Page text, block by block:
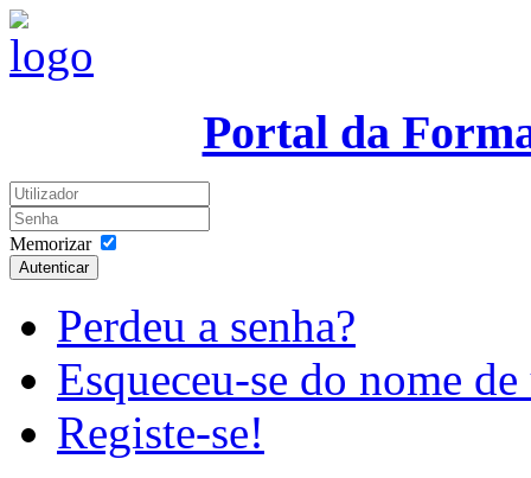
Portal da
Memorizar
Autenticar
Perdeu a senha?
Esqueceu-se do nome
Registe-se!